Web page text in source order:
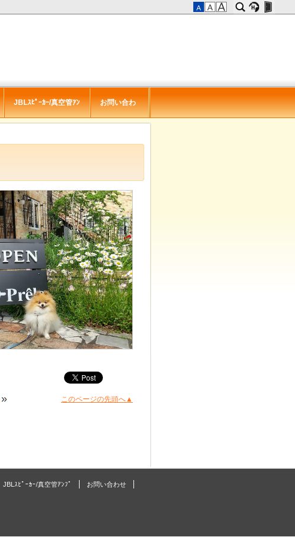
JBLｽﾋﾟｰｶｰ/真空管ｱﾝ お問い合わ
» このページの先頭へ▲
JBLｽﾋﾟｰｶｰ/真空管ｱﾝﾌﾟ お問い合わせ